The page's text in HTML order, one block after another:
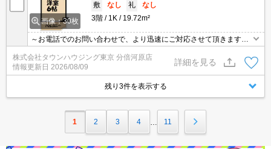
画像：30枚
敷
なし 礼
なし
3階
1K 19.72m²
～お電話でのお問い合わせで、より迅速にご対応させて頂きます～
地域密着タウンハウジングまで～
株式会社タウンハウジング東京 分倍河原店
情報更新日 2026/08/09
詳細を見る
残り3件を表示する
1 2 3 4 11